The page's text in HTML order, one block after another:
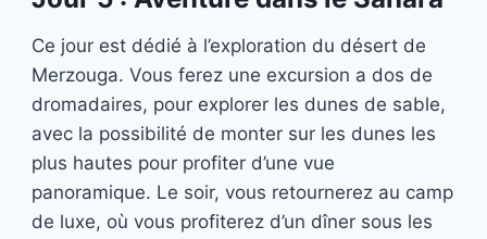
Ce jour est dédié à l’exploration du désert de
Merzouga. Vous ferez une excursion a dos de
dromadaires, pour explorer les dunes de sable,
avec la possibilité de monter sur les dunes les
plus hautes pour profiter d’une vue
panoramique. Le soir, vous retournerez au camp
de luxe, où vous profiterez d’un dîner sous les